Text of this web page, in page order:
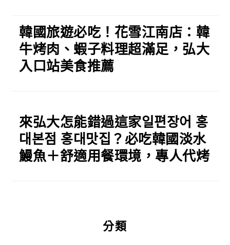
韓國旅遊必吃！花雪江南店：韓
牛烤肉、蝦子料理超滿足，弘大
入口站美食推薦
來弘大怎能錯過這家일편장어 홍
대본점 홍대맛집？必吃韓國淡水
鰻魚＋舒適用餐環境，專人代烤
分類